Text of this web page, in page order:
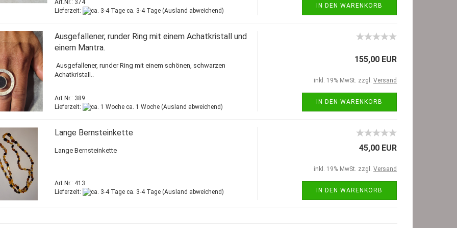
Art.Nr.: 374
Lieferzeit:
ca. 3-4 Tage (Ausland abweichend)
IN DEN WARENKORB
Ausgefallener, runder Ring mit einem Achatkristall und
einem Mantra.
Ausgefallener, runder Ring mit einem schönen, schwarzen
Achatkristall..
Art.Nr.: 389
Lieferzeit:
ca. 1 Woche (Ausland abweichend)
155,00 EUR
inkl. 19% MwSt. zzgl. Versand
IN DEN WARENKORB
Lange Bernsteinkette
Lange Bernsteinkette
Art.Nr.: 413
Lieferzeit:
ca. 3-4 Tage (Ausland abweichend)
45,00 EUR
inkl. 19% MwSt. zzgl. Versand
IN DEN WARENKORB